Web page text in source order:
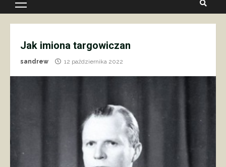
Primary
Jak imiona targowiczan
sandrew 12 października 2022